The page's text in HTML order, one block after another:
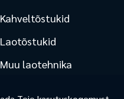
Kahveltõstukid
Laotõstukid
Muu laotehnika